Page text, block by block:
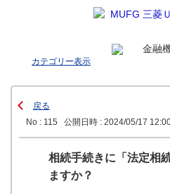
カテゴリー表示
戻る
No : 115
公開日時 : 2024/05/17
相続手続きに「法定相
ますか？